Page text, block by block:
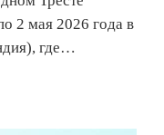
2 мая 2026 года в
где…